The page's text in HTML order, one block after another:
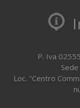
P. Iva
Loc. "Centro